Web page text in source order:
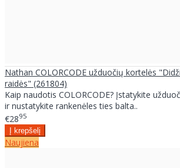
Nathan COLORCODE užduočių kortelės
raidės" (261804)
Kaip naudotis COLORCODE? Įstatykite
ir nustatykite rankenėles ties balta..
€2895
Naujiena